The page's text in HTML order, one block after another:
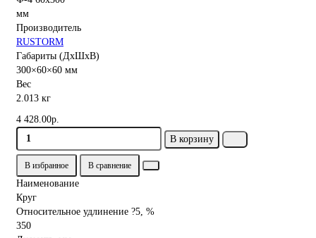
Производитель
RUSTORM
Габариты (ДхШхВ)
300×60×60 мм
Вес
2.013 кг
4 428.00р.
В корзину
В избранное В сравнение
Наименование
Круг
Относительное удлинение ?5, %
350